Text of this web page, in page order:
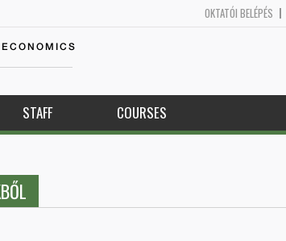
OKTATÓI BELÉPÉS
STAFF COURSES